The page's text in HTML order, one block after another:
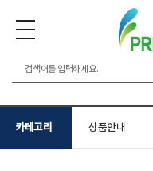
카테고리 상품안내